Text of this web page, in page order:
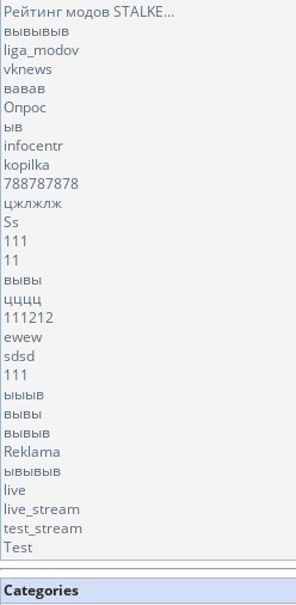
Рейтинг модов STALKE...
вывывыв
liga_modov
vknews
вавав
Опрос
ыв
infocentr
kopilka
788787878
цжлжлж
Ss
111
11
вывы
цццц
111212
ewew
sdsd
111
ыыыв
вывы
вывыв
Reklama
ывывыв
live
live_stream
test_stream
Test
Categories